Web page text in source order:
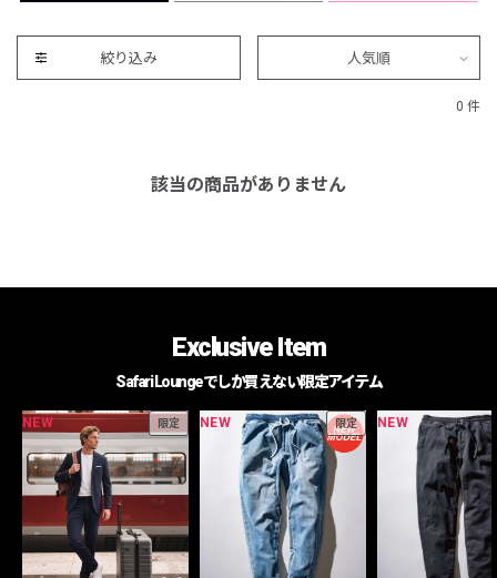
絞り込み 人気順
0 件
該当の商品がありません
Exclusive Item
Safari Loungeでしか買えない限定アイテム
NEW 限定 NEW 限定 NEW